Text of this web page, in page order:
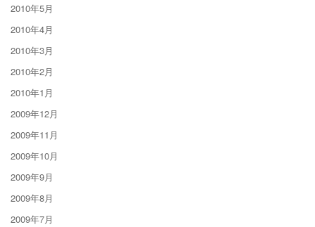
2010年5月
2010年4月
2010年3月
2010年2月
2010年1月
2009年12月
2009年11月
2009年10月
2009年9月
2009年8月
2009年7月